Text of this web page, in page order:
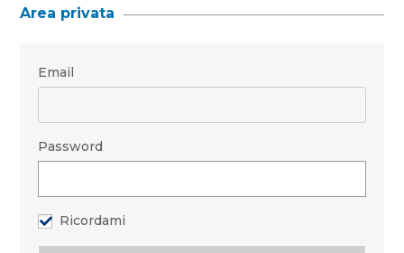
Area privata
Email
Password
Ricordami